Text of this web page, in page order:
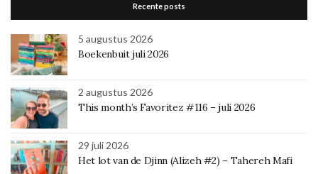
Recente posts
5 augustus 2026
Boekenbuit juli 2026
2 augustus 2026
This month’s Favoritez #116 – juli 2026
29 juli 2026
Het lot van de Djinn (Alizeh #2) – Tahereh Mafi